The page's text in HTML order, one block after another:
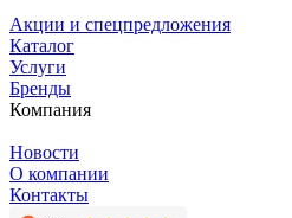
Акции и спецпредложения
Каталог
Услуги
Бренды
Компания
Новости
О компании
Контакты